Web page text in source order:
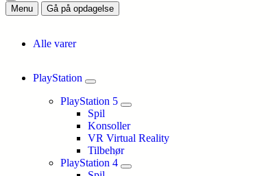
Menu Gå på opdagelse
Alle varer
PlayStation
PlayStation 5
Spil
Konsoller
VR Virtual Reality
Tilbehør
PlayStation 4